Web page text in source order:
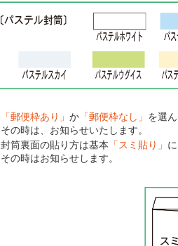
「郵便枠あり」 か 「郵便枠なし」 を選
その時は、お知らせいたします。
封筒裏面の貼り方は基本 「スミ貼り」
その時はお知らせします。